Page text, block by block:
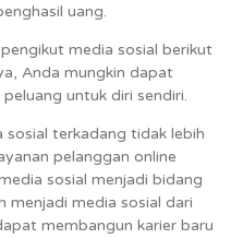
uang.
media sosial berikut
Anda mungkin dapat
untuk diri sendiri.
sosial terkadang tidak lebih
pelanggan online
sosial menjadi bidang
menjadi media sosial dari
membangun karier baru